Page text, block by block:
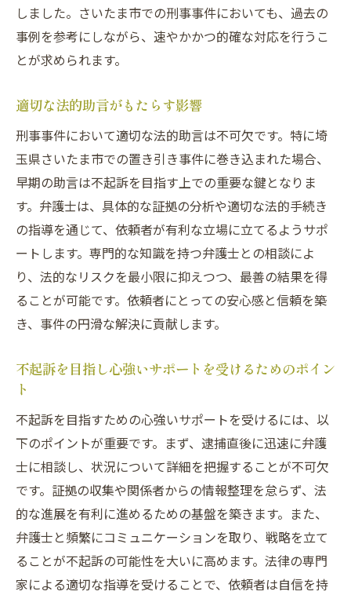
しました。さいたま市での刑事事件においても、過去の
事例を参考にしながら、速やかかつ的確な対応を行うこ
とが求められます。
適切な法的助言がもたらす影響
刑事事件において適切な法的助言は不可欠です。特に埼
玉県さいたま市での置き引き事件に巻き込まれた場合、
早期の助言は不起訴を目指す上での重要な鍵となりま
す。弁護士は、具体的な証拠の分析や適切な法的手続き
の指導を通じて、依頼者が有利な立場に立てるようサポ
ートします。専門的な知識を持つ弁護士との相談によ
り、法的なリスクを最小限に抑えつつ、最善の結果を得
ることが可能です。依頼者にとっての安心感と信頼を築
き、事件の円滑な解決に貢献します。
不起訴を目指し心強いサポートを受けるためのポイン
ト
不起訴を目指すための心強いサポートを受けるには、以
下のポイントが重要です。まず、逮捕直後に迅速に弁護
士に相談し、状況について詳細を把握することが不可欠
です。証拠の収集や関係者からの情報整理を怠らず、法
的な進展を有利に進めるための基盤を築きます。また、
弁護士と頻繁にコミュニケーションを取り、戦略を立て
ることが不起訴の可能性を大いに高めます。法律の専門
家による適切な指導を受けることで、依頼者は自信を持